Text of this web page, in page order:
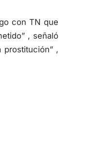
con TN que
, señaló
,